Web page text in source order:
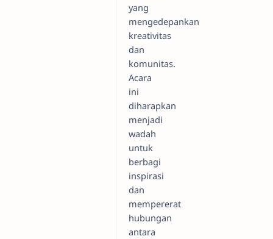
yang
mengedepankan
kreativitas
dan
komunitas.
Acara
ini
diharapkan
menjadi
wadah
untuk
berbagi
inspirasi
dan
mempererat
hubungan
antara